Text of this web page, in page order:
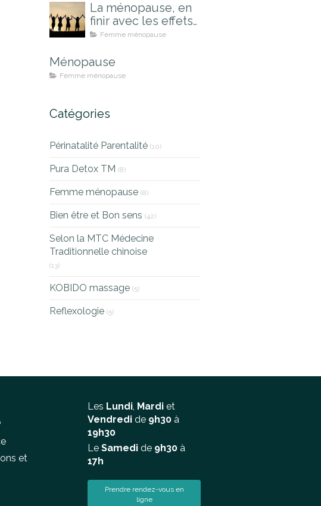
La ménopause, en
finir avec les effets
indésirables
Femme ménopause
Ménopause
Femme ménopause
Catégories
Périnatalité Parentalité (10)
Pura Detox TM (8)
Femme ménopause (8)
Bien être et Bon sens (42)
Selon la MTC Médecine
Traditionnelle chinoise
(13)
KOBIDO massage (5)
Reflexologie (5)
et
Les Lundi, Mardi et
Vendredi de 9h30 à
19h30
Le Samedi de 9h30 à
17h
Prendre rendez-vous en
ligne